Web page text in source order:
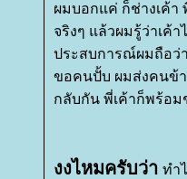
ผมบอกแค่ ก็ช่างเค้า
จริงๆ แล้วผมรู้ว่าเค้
ประสบการณ์ผมถือว่
ขอคนปั้บ ผมส่งคนข้
กลับกัน พี่เค้าก็พร้อ
งงไหมครับว่า ทำ